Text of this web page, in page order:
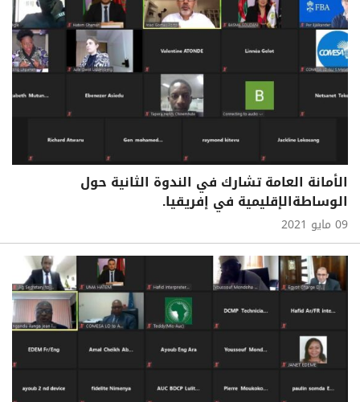
الأمانة العامة تشارك في الندوة الثانية حول
الوساطةالإقليمية في إفريقيا.
09 مايو 2021